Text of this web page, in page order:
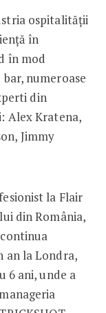
ospitalității
în
în mod
numeroase
din
Alex Kratena,
Jimmy
la Flair
din România,
an la Londra,
6 ani, unde a